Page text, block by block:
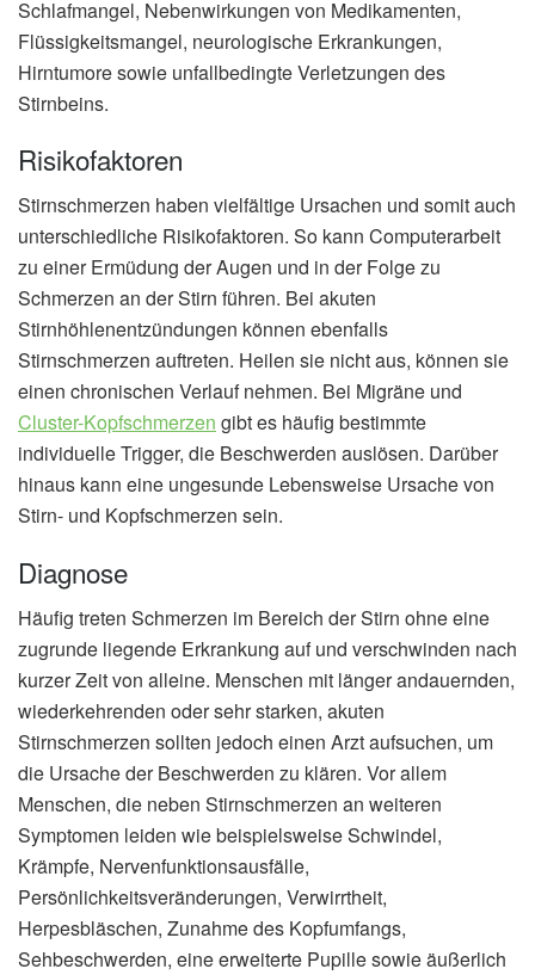
Schlafmangel, Nebenwirkungen von Medikamenten,
Flüssigkeitsmangel, neurologische Erkrankungen,
Hirntumore sowie unfallbedingte Verletzungen des
Stirnbeins.
Risikofaktoren
Stirnschmerzen haben vielfältige Ursachen und somit auch
unterschiedliche Risikofaktoren. So kann Computerarbeit
zu einer Ermüdung der Augen und in der Folge zu
Schmerzen an der Stirn führen. Bei akuten
Stirnhöhlenentzündungen können ebenfalls
Stirnschmerzen auftreten. Heilen sie nicht aus, können sie
einen chronischen Verlauf nehmen. Bei Migräne und
Cluster-Kopfschmerzen gibt es häufig bestimmte
individuelle Trigger, die Beschwerden auslösen. Darüber
hinaus kann eine ungesunde Lebensweise Ursache von
Stirn- und Kopfschmerzen sein.
Diagnose
Häufig treten Schmerzen im Bereich der Stirn ohne eine
zugrunde liegende Erkrankung auf und verschwinden nach
kurzer Zeit von alleine. Menschen mit länger andauernden,
wiederkehrenden oder sehr starken, akuten
Stirnschmerzen sollten jedoch einen Arzt aufsuchen, um
die Ursache der Beschwerden zu klären. Vor allem
Menschen, die neben Stirnschmerzen an weiteren
Symptomen leiden wie beispielsweise Schwindel,
Krämpfe, Nervenfunktionsausfälle,
Persönlichkeitsveränderungen, Verwirrtheit,
Herpesbläschen, Zunahme des Kopfumfangs,
Sehbeschwerden, eine erweiterte Pupille sowie äußerlich